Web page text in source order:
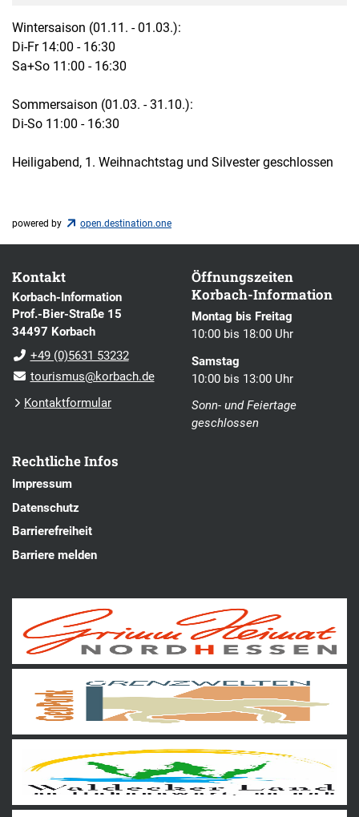
Wintersaison (01.11. - 01.03.):
Di-Fr 14:00 - 16:30
Sa+So 11:00 - 16:30
Sommersaison (01.03. - 31.10.):
Di-So 11:00 - 16:30
Heiligabend, 1. Weihnachtstag und Silvester geschlossen
powered by open.destination.one
Kontakt
Korbach-Information
Prof.-Bier-Straße 15
34497 Korbach
+49 (0)5631 53232
tourismus@korbach.de
Kontaktformular
Öffnungszeiten
Korbach-Information
Montag bis Freitag
10:00 bis 18:00 Uhr
Samstag
10:00 bis 13:00 Uhr
Sonn- und Feiertage
geschlossen
Rechtliche Infos
Impressum
Datenschutz
Barrierefreiheit
Barriere melden